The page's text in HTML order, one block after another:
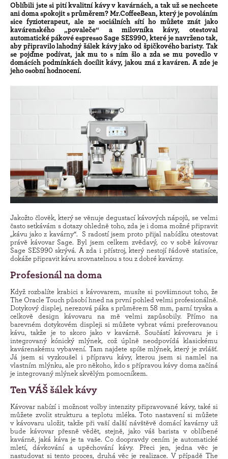
Oblíbili jste si pití kvalitní kávy v kavárnách, a tak už se nechcete
ani doma spokojit s průměrem? Mr.CoffeeBean, který je povoláním
sice fyzioterapeut, ale ze sociálních sítí ho můžete znát jako
kavárenského „povaleče“ a milovníka kávy, otestoval
automatické pákové espresso Sage SES990, které je navrženo tak,
aby připravilo lahodný šálek kávy jako od špičkového baristy. Tak
se pojďme podívat, jak mu to s ním šlo a zda se mu povedlo v
domácích podmínkách docílit kávy, jakou zná z kaváren. A zde je
jeho osobní hodnocení.
Jakožto člověk, který se věnuje degustací kávových nápojů, se velmi
často setkávám s dotazy ohledně toho, zda je i doma možné připravit
„kávu jako z kavárny“. S radostí jsem proto přijal nabídku otestovat
právě kávovar Sage. Byl jsem celkem zvědavý, co v sobě kávovar
Sage SES990 skrývá. A zda i přístroj, který nestojí řádově statisíce,
dokáže připravit kávu srovnatelnou s tou z dobré kavárny.
Profesionál na doma
Když rozbalíte krabici s kávovarem, musíte si povšimnout toho, že
The Oracle Touch působí hned na první pohled velmi profesionálně.
Dotykový displej, nerezová páka s průměrem 58 mm, parní tryska a
celkově design kávovaru na mě velmi zapůsobily. Přímo na
barevném dotykovém displeji si můžete vybrat vámi preferovanou
kávu, takže je to skoro jako v kavárně. Součástí kávovaru je i
integrovaný kónický mlýnek, což úplně neodpovídá klasickému
kavárenskému vybavení. Tam najdete spíše mlýnek, který je zvlášť.
Já jsem si vyzkoušel i přípravu kávy, kterou jsem si namlel na
vlastním mlýnku, ale pro někoho, kdo s přípravou kávy doma začíná
je integrovaný mlýnek skvělým pomocníkem.
Ten VÁŠ šálek kávy
Kávovar nabízí i možnost volby intenzity připravované kávy, také si
můžete zvolit strukturu a teplotu mléka. Toto nastavení si můžete
v kávovaru uložit, takže při vaší další návštěvě domácí kavárny už
bude kávovar přesně vědět, stejně, jako váš barista v oblíbené
kavárně, jaká káva je ta vaše. Co doopravdy cením je automatické
mletí, dávkování a upěchování kávy. Přeci jen, jedna věc je
nastudovat si tento proces, druhá věc je realizace. V případě The